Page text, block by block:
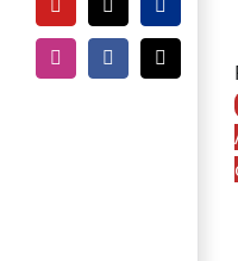
YouTubeTiktokPayPal
InstagramFacebook
E-
Mail